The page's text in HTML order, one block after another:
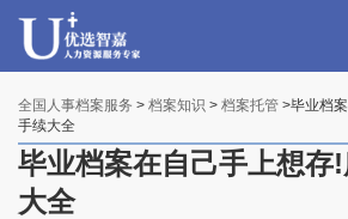
全国人事档案服务 > 档案知识 > 档案托管 >毕业档
手续大全
毕业档案在自己手上想存
大全